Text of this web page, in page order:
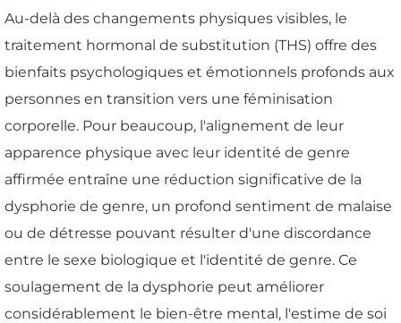
Au-delà des changements physiques visibles, le
traitement hormonal de substitution (THS) offre des
bienfaits psychologiques et émotionnels profonds aux
personnes en transition vers une féminisation
corporelle. Pour beaucoup, l'alignement de leur
apparence physique avec leur identité de genre
affirmée entraîne une réduction significative de la
dysphorie de genre, un profond sentiment de malaise
ou de détresse pouvant résulter d'une discordance
entre le sexe biologique et l'identité de genre. Ce
soulagement de la dysphorie peut améliorer
considérablement le bien-être mental, l'estime de soi